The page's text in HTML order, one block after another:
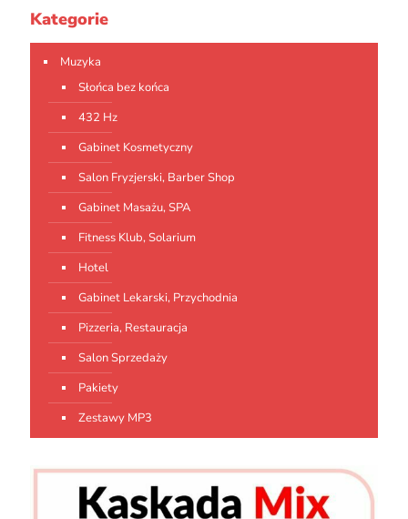
Kategorie
Muzyka
Słońca bez końca
432 Hz
Gabinet Kosmetyczny
Salon Fryzjerski, Barber Shop
Gabinet Masażu, SPA
Fitness Klub, Solarium
Hotel
Gabinet Lekarski, Przychodnia
Pizzeria, Restauracja
Salon Sprzedaży
Pakiety
Zestawy MP3